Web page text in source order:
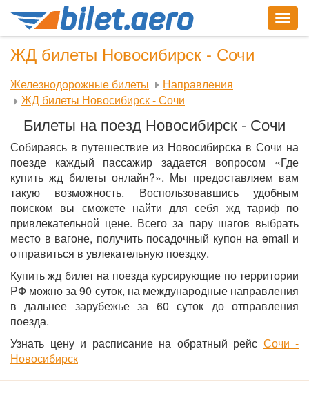
ЖД билеты Новосибирск - Сочи
Железнодорожные билеты
Направления
ЖД билеты Новосибирск - Сочи
Билеты на поезд Новосибирск - Сочи
Собираясь в путешествие из Новосибирска в Сочи на
поезде каждый пассажир задается вопросом «Где
купить жд билеты онлайн?». Мы предоставляем вам
такую возможность. Воспользовавшись удобным
поиском вы сможете найти для себя жд тариф по
привлекательной цене. Всего за пару шагов выбрать
место в вагоне, получить посадочный купон на email и
отправиться в увлекательную поездку.
Купить жд билет на поезда курсирующие по территории
РФ можно за 90 суток, на международные направления
в дальнее зарубежье за 60 суток до отправления
поезда.
Узнать цену и расписание на обратный рейс Сочи -
Новосибирск